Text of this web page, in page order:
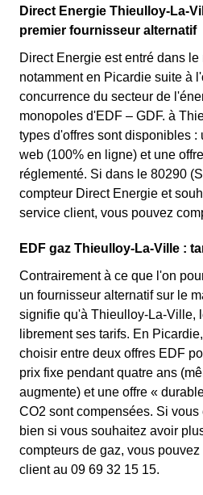
Direct Energie Thieulloy-La-
premier fournisseur alternatif
Direct Energie est entré dans
notamment en Picardie suite à
concurrence du secteur de
monopoles d'EDF – GDF. à
types d'offres sont disponibles :
web (100% en ligne) et une
réglementé. Si dans le 80290
compteur Direct Energie et
service client, vous pouvez
EDF gaz Thieulloy-La-Ville :
Contrairement à ce que l'on
un fournisseur alternatif sur le
signifie qu'à Thieulloy-La-Ville,
librement ses tarifs. En
choisir entre deux offres EDF
prix fixe pendant quatre ans
augmente) et une offre «
CO2 sont compensées. Si
bien si vous souhaitez avoir
compteurs de gaz, vous
client au 09 69 32 15 15.